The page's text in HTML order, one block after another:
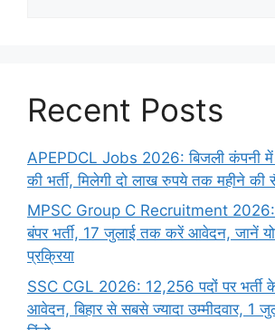
Recent Posts
APEPDCL Jobs 2026: बिजली कंपनी में
की भर्ती, मिलेगी दो लाख रुपये तक महीने की
MPSC Group C Recruitment 2026:
बंपर भर्ती, 17 जुलाई तक करें आवेदन, जानें
प्रक्रिया
SSC CGL 2026: 12,256 पदों पर भर्ती के
आवेदन, बिहार से सबसे ज्यादा उम्मीदवार, 1